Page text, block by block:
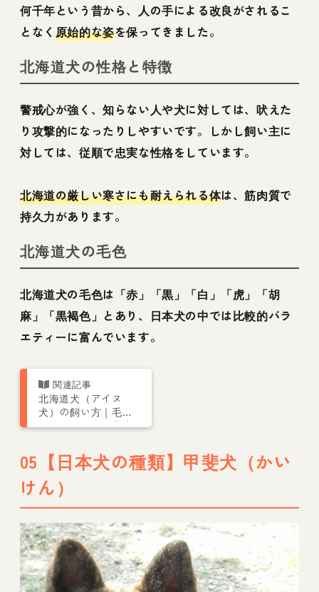
何千年という昔から、人の手による改良がされるこ
となく 原始的な姿を保ってきました。
北海道犬の性格と特徴
警戒心が強く、知らない人や犬に対しては、吠えた
り攻撃的になったりしやすいです。しかし飼い主に
対しては、従順で忠実な性格をしています。
北海道の厳しい寒さにも耐えられる体は、筋肉質で
持久力があります。
北海道犬の毛色
北海道犬の毛色は「赤」「黒」「白」「虎」「胡
麻」「黒褐色」とあり、日本犬の中では比較的バラ
エティーに富んでいます。
北海道犬（アイヌ
犬）の飼い方｜毛色
や性格、寿命、柴犬
05【日本犬の種類】甲斐犬（かい
けん）